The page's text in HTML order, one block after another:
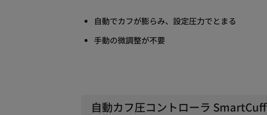
自動でカフが膨らみ、設定圧力でとまる
手動の微調整が不要
自動カフ圧コントローラ